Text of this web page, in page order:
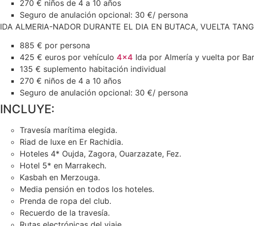
270 € niños de 4 a 10 años
Seguro de anulación opcional: 30 €/ persona
IDA ALMERIA-NADOR DURANTE EL DIA EN BUTACA, VUELTA
885 € por persona
425 € euros por vehículo 4×4 Ida por Almería y vuelta por
135 € suplemento habitación individual
270 € niños de 4 a 10 años
Seguro de anulación opcional: 30 €/ persona
INCLUYE:
Travesía marítima elegida.
Riad de luxe en Er Rachidia.
Hoteles 4* Oujda, Zagora, Ouarzazate, Fez.
Hotel 5* en Marrakech.
Kasbah en Merzouga.
Media pensión en todos los hoteles.
Prenda de ropa del club.
Recuerdo de la travesía.